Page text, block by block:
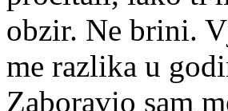
obzir. Ne brini.
me razlika u
Zaboravio sam